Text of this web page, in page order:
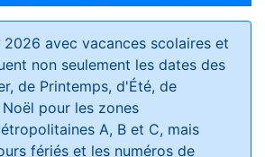
2026 avec vacances scolaires et
non seulement les dates des
de Printemps, d'Été, de
pour les zones
A, B et C, mais
fériés et les numéros de